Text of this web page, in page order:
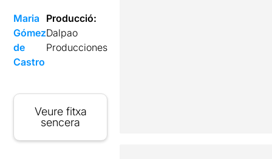
Maria
Gómez
de
Castro
Producció:
Dalpao
Producciones
Veure fitxa
sencera